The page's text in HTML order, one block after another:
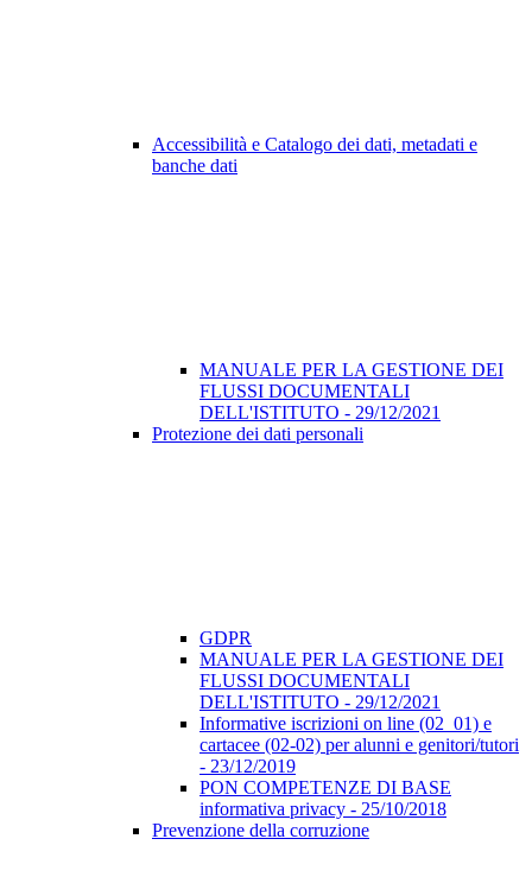
Accessibilità e Catalogo dei dati, metadati e
banche dati
MANUALE PER LA GESTIONE DEI
FLUSSI DOCUMENTALI
DELL'ISTITUTO - 29/12/2021
Protezione dei dati personali
GDPR
MANUALE PER LA GESTIONE DEI
FLUSSI DOCUMENTALI
DELL'ISTITUTO - 29/12/2021
Informative iscrizioni on line (02_01) e
cartacee (02-02) per alunni e genitori/tutori
- 23/12/2019
PON COMPETENZE DI BASE
informativa privacy - 25/10/2018
Prevenzione della corruzione